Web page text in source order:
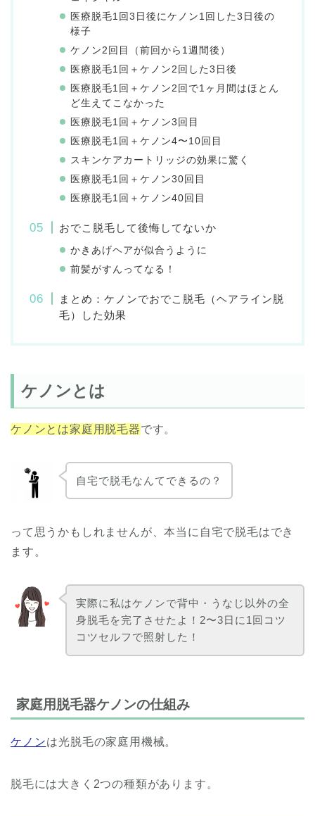
医療脱毛1回3日後にケノン1回した3日後の
様子
ケノン2回目（前回から1週間後）
医療脱毛1回＋ケノン2回した3日後
医療脱毛1回＋ケノン2回で1ヶ月間はほとん
ど生えてこなかった
医療脱毛1回＋ケノン3回目
医療脱毛1回＋ケノン4〜10回目
スキンケアカートリッジの効果に驚く
医療脱毛1回＋ケノン30回目
医療脱毛1回＋ケノン40回目
おでこ脱毛して後悔してないか
かきあげヘアが似合うように
前髪がすんってなる！
まとめ：ケノンでおでこ脱毛（ヘアライン脱
毛）した効果
ケノンとは
ケノンとは家庭用脱毛器です。
自宅で脱毛なんてできるの？
って思うかもしれませんが、本当に自宅で脱毛はでき
ます。
実際に私はケノンで背中・うなじ以外の全
身脱毛を完了させたよ！2〜3日に1回コツ
コツセルフで照射した！
家庭用脱毛器ケノンの仕組み
ケノンは光脱毛の家庭用機械。
脱毛には大きく2つの種類があります。